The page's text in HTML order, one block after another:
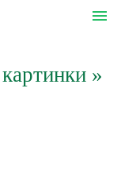
menu
»